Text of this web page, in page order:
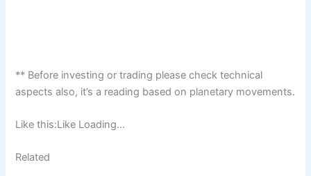
** Before investing or trading please check technical
aspects also, it’s a reading based on planetary movements.
Like this:Like Loading…
Related